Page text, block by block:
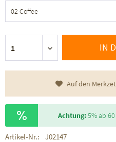
IN
Auf den
Achtung:5% ab 60
Artikel-Nr.:
J02147